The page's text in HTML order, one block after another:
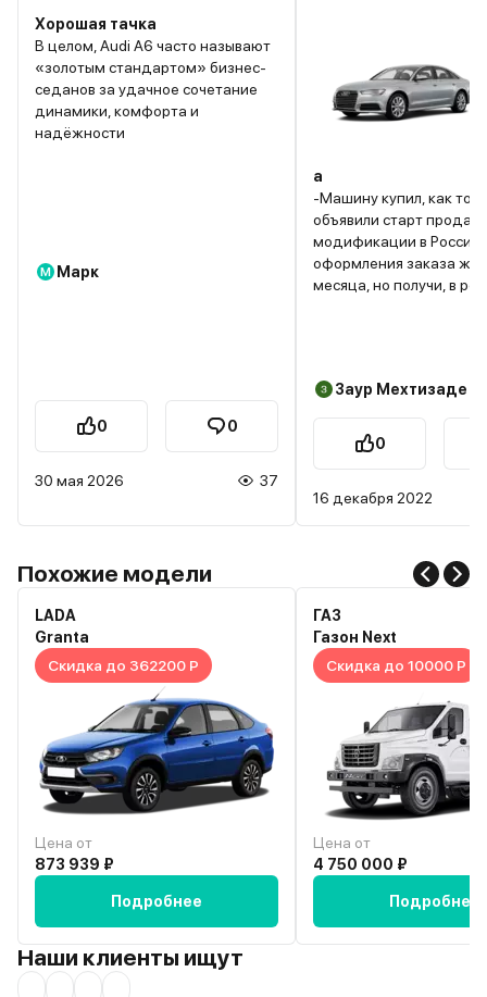
Хорошая тачка
В целом, Audi A6 часто называют
«золотым стандартом» бизнес-
седанов за удачное сочетание
динамики, комфорта и
надёжности
М Марк
0 0
30 мая 2026 37
а
-Машину купил, как
объявили старт продаж
модификации в России,
оформления заказа
месяца, но получи, в
Заур Мехтизаде
0
16 декабря 2022
Похожие модели
LADA
Granta
Скидка до 362200 Р
Цена от
873 939 ₽
Подробнее
ГАЗ
Газон Next
Скидка до 10000 Р
Цена от
4 750 000 ₽
Подробнее
Наши клиенты ищут